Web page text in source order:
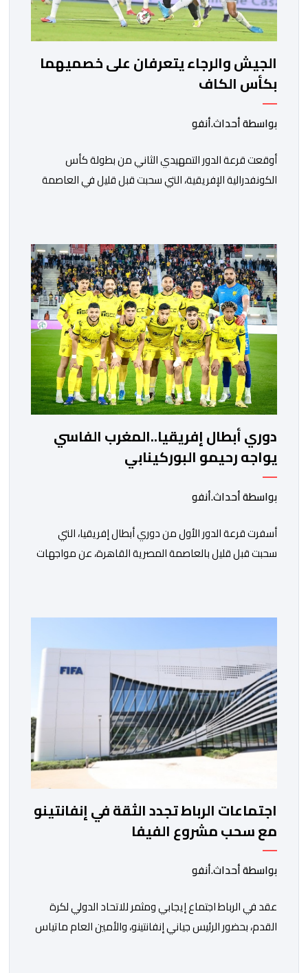
الجيش والرجاء يتعرفان على خصميهما
بكأس الكاف
بواسطة أحداث.أنفو
أوقعت قرعة الدور التمهيدي الثاني من بطولة كأس
الكونفدرالية الإفريقية، التي سحبت قبل قليل في العاصمة
ووسط القارة. ​وسيكون نادي الرجاء الرياضي على موعد مع
مواجهة المتأهل من المباراة التي تجمع بين إيل كانيمي
واريورز النيجيري ونادي أوديب ممثل […]
دوري أبطال إفريقيا..المغرب الفاسي
يواجه رحيمو البوركينابي
بواسطة أحداث.أنفو
أسفرت قرعة الدور الأول من دوري أبطال إفريقيا، التي
سحبت قبل قليل بالعاصمة المصرية القاهرة، عن مواجهات
نهضة بركان على موعد في هذا الدور مع الفائز من المباراة
الغامبي، حيث يطمح الفريق […]
اجتماعات الرباط تجدد الثقة في إنفانتينو
مع سحب مشروع الفيفا
بواسطة أحداث.أنفو
عقد في الرباط اجتماع إيجابي ومثمر للاتحاد الدولي لكرة
القدم، بحضور الرئيس جياني إنفانتينو، والأمين العام ماتياس